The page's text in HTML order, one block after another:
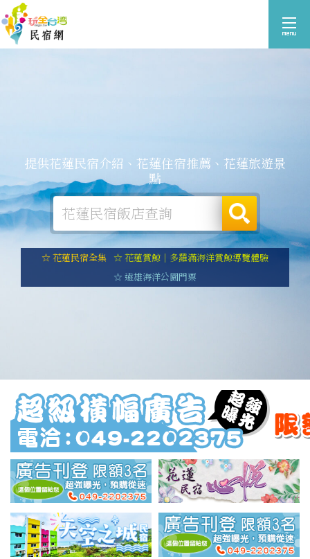
提供花蓮民宿介紹、花蓮住宿推薦、花蓮旅遊景
點
☆ 花蓮民宿全集 ☆ 花蓮賞鯨｜多羅滿海洋賞鯨導覽體驗
☆ 遠雄海洋公園門票